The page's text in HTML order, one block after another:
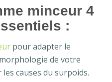
minceur 4
:
pour adapter le
de votre
causes du surpoids.